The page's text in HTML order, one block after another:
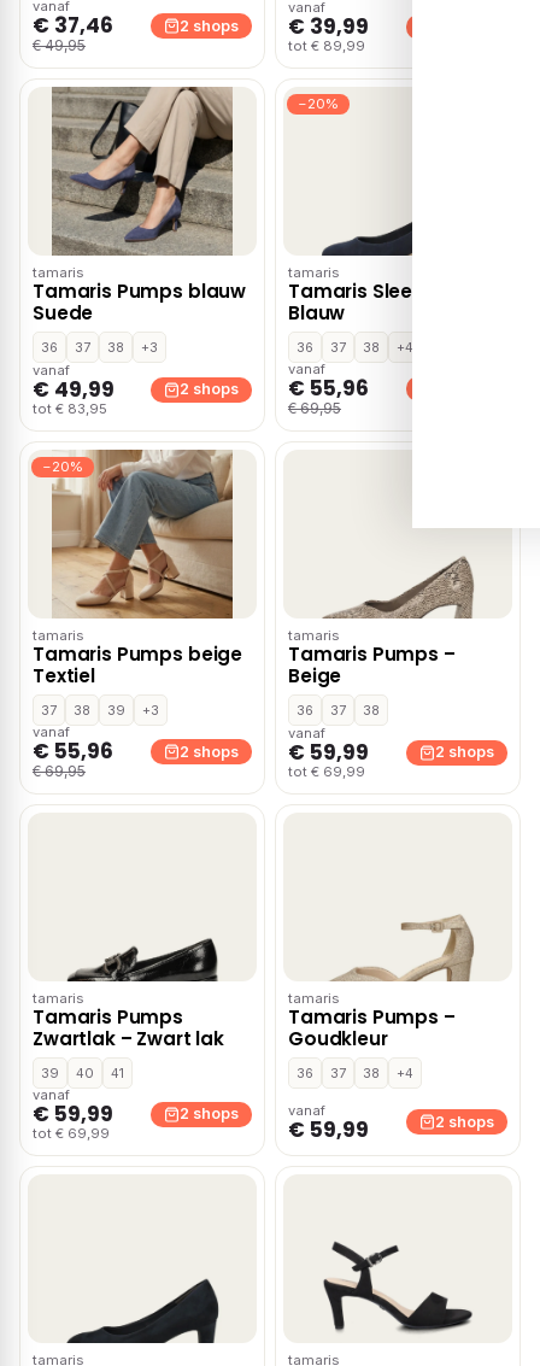
vanaf
€ 37,46
€ 49,95
2 shops
vanaf
€ 39,99
tot € 89,99
tamaris
Tamaris Pumps blauw
Suede
36 37 38
+3
vanaf
€ 49,99
tot € 83,95
2 shops
−20%
tamaris
Tamaris Sleehak –
Blauw
36 37 38
+4
vanaf
€ 55,96
€ 69,95
−20%
tamaris
Tamaris Pumps beige
Textiel
37 38 39
+3
vanaf
€ 55,96
€ 69,95
2 shops
tamaris
Tamaris Pumps –
Beige
36 37
38
vanaf
€ 59,99
tot € 69,99
2 shops
tamaris
Tamaris Pumps
Zwartlak – Zwart lak
39 40
41
vanaf
€ 59,99
tot € 69,99
2 shops
tamaris
Tamaris Pumps –
Goudkleur
36 37 38 +4
vanaf
€ 59,99 2 shops
tamaris tamaris